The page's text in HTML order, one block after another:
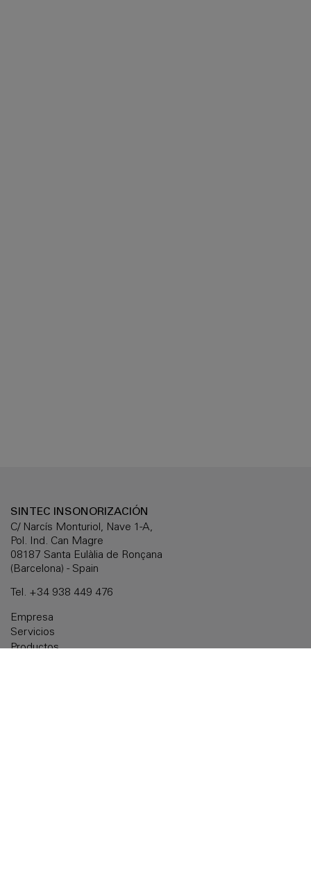
SINTEC INSONORIZACIÓN
C/ Narcís Monturiol, Nave 1-A,
Pol. Ind. Can Magre
08187 Santa Eulàlia de Ronçana
(Barcelona) - Spain
Tel. +34 938 449 476
Empresa
Servicios
Productos